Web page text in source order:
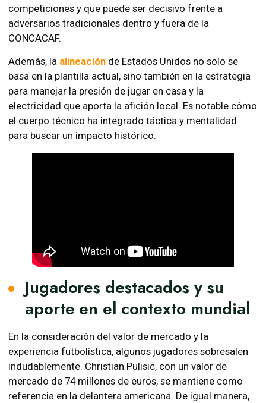
competiciones y que puede ser decisivo frente a
adversarios tradicionales dentro y fuera de la
CONCACAF.
Además, la alineación de Estados Unidos no solo se
basa en la plantilla actual, sino también en la estrategia
para manejar la presión de jugar en casa y la
electricidad que aporta la afición local. Es notable cómo
el cuerpo técnico ha integrado táctica y mentalidad
para buscar un impacto histórico.
Jugadores destacados y su
aporte en el contexto mundial
En la consideración del valor de mercado y la
experiencia futbolística, algunos jugadores sobresalen
indudablemente. Christian Pulisic, con un valor de
mercado de 74 millones de euros, se mantiene como
referencia en la delantera americana. De igual manera,